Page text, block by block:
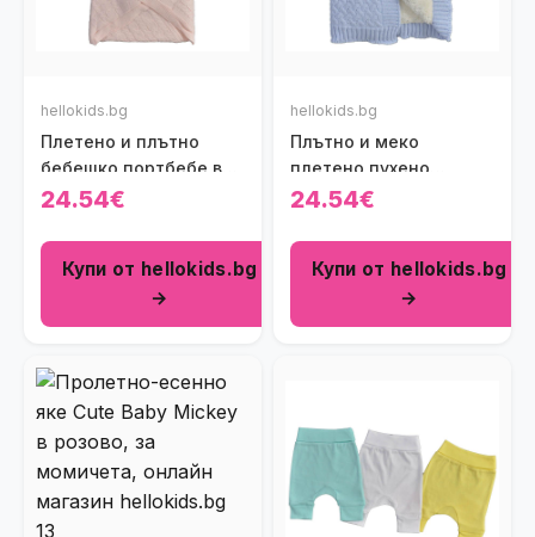
hellokids.bg
Плетено и плътно
бебешко портбебе в
цвят праскова
24.54€
Купи от hellokids.bg
→
hellokids.bg
Плътно и меко
плетено пухено
бебешко одеяло Cool
24.54€
Купи от hellokids.bg
→